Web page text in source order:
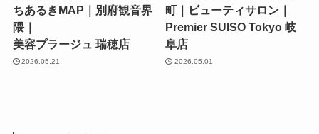
ちあるきMAP｜別府観音界
隈｜
美容プラージュ 瑞穂店
2026.05.21
町｜ビューティサロン｜
Premier SUISO Tokyo 岐
阜店
2026.05.01